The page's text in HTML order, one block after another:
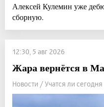
Алексей Кулемин уже
сборную.
12:30, 5 авг 2026
Жара вернётся в
Новости / Учатся ли